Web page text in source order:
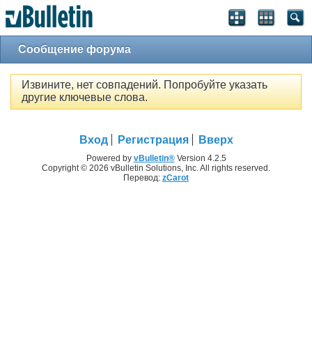
Сообщение форума
Извините, нет совпадений. Попробуйте указать
другие ключевые слова.
Вход Регистрация Вверх
Powered by vBulletin®Version 4.2.5
Copyright © 2026 vBulletin Solutions, Inc. All rights reserved.
Перевод: zCarot